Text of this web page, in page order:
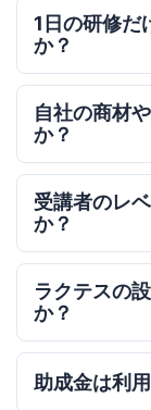
1日の研修だ
か？
自社の商材
か？
受講者のレ
か？
ラクテスの
か？
助成金は利